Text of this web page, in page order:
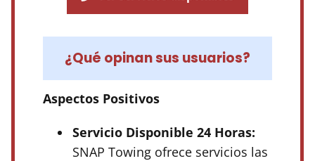
¿Qué opinan sus usuarios?
Aspectos Positivos
Servicio Disponible 24 Horas:
SNAP Towing ofrece servicios las